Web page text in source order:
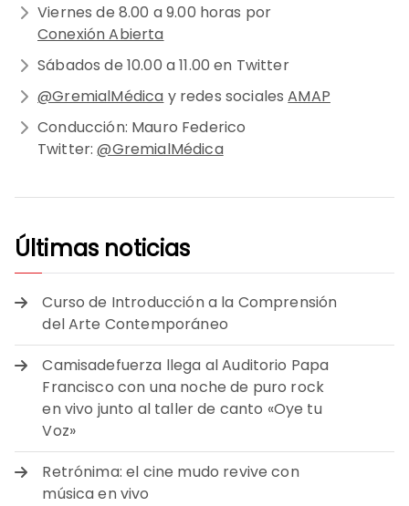
Viernes de 8.00 a 9.00 horas por
Conexión Abierta
Sábados de 10.00 a 11.00 en Twitter
@GremialMédica y redes socialesAMAP
Conducción: Mauro Federico
Twitter:@GremialMédica
Últimas noticias
Curso de Introducción a la Comprensión
del Arte Contemporáneo
Camisadefuerza llega al Auditorio Papa
Francisco con una noche de puro rock
en vivo junto al taller de canto «Oye tu
Voz»
Retrónima: el cine mudo revive con
música en vivo